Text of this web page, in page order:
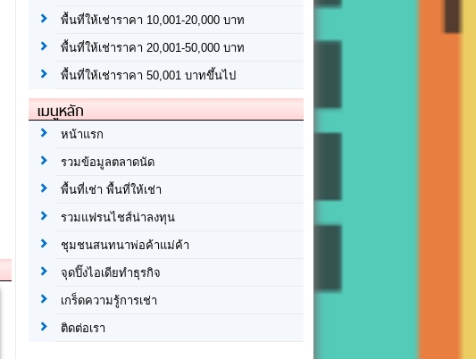
พื้นที่ให้เช่าราคา 10,001-20,000 บาท
พื้นที่ให้เช่าราคา 20,001-50,000 บาท
พื้นที่ให้เช่าราคา 50,001 บาทขึ้นไป
เมนูหลัก
หน้าแรก
รวมข้อมูลตลาดนัด
พื้นที่เช่า พื้นที่ให้เช่า
รวมแฟรนไชส์น่าลงทุน
ชุมชนสนทนาพ่อค้าแม่ค้า
จุดปิ๊งไอเดียทำธุรกิจ
เกร็ดความรู้การเช่า
ติดต่อเรา